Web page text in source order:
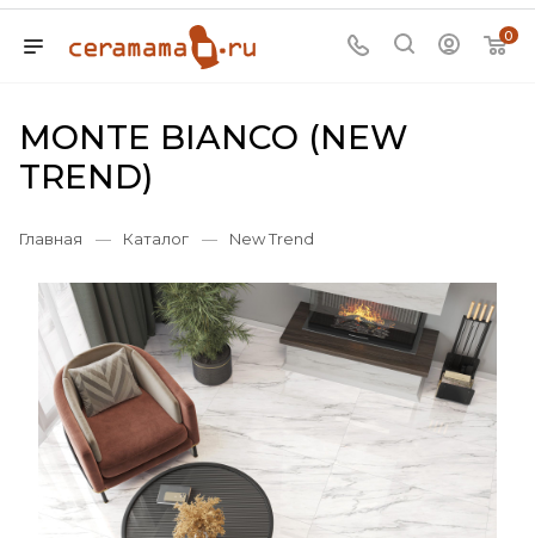
0
MONTE BIANCO (NEW
TREND)
Главная — Каталог — New Trend